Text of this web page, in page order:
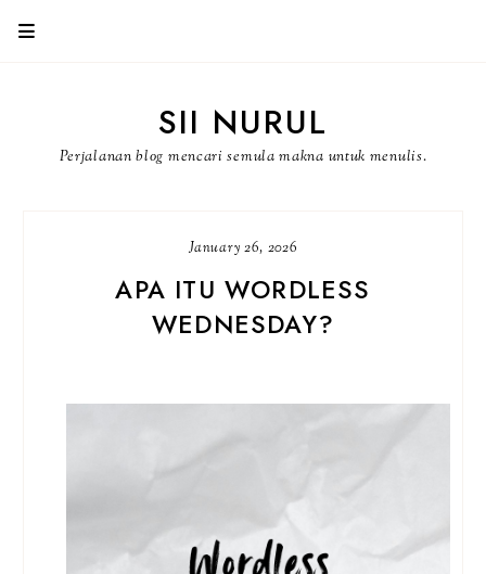
SII NURUL
Perjalanan blog mencari semula makna untuk menulis.
January 26, 2026
APA ITU WORDLESS
WEDNESDAY?